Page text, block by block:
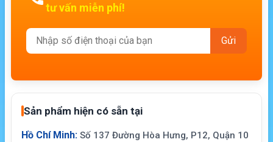
tư vấn miễn phí!
Sản phẩm hiện có sẵn tại
Hồ Chí Minh: Số 137 Đường Hòa Hưng, P12, Quận 10